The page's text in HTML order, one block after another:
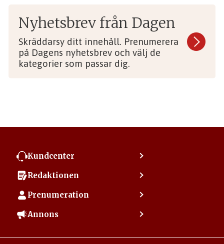
Nyhetsbrev från Dagen
Skräddarsy ditt innehåll. Prenumerera
på Dagens nyhetsbrev och välj de
kategorier som passar dig.
Kundcenter
Min sida
Vanliga frågor
Användarvillkor
Redaktionen
Tipsa Dagen
Vill du debattera i Dagen?
Dagen förklarar
Prenumeration
Så skapar du ett konto
Annons
Annonsera